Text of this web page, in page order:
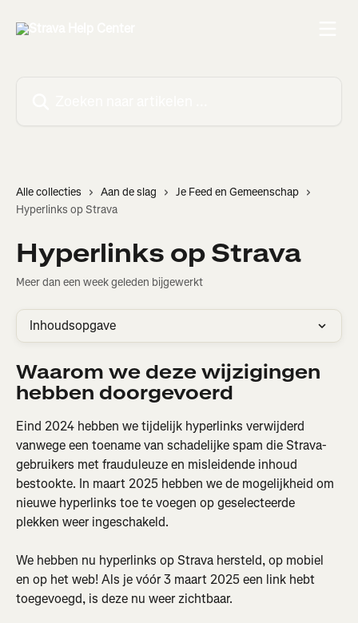
Alle collecties Aan de slag
Je Feed en Gemeenschap
Hyperlinks op Strava
Hyperlinks op Strava
Meer dan een week geleden bijgewerkt
Inhoudsopgave
Waarom we deze wijzigingen
hebben doorgevoerd
Eind 2024 hebben we tijdelijk hyperlinks verwijderd
vanwege een toename van schadelijke spam die Strava-
gebruikers met frauduleuze en misleidende inhoud
bestookte. In maart 2025 hebben we de mogelijkheid om
nieuwe hyperlinks toe te voegen op geselecteerde
plekken weer ingeschakeld.
We hebben nu hyperlinks op Strava hersteld, op mobiel
en op het web! Als je vóór 3 maart 2025 een link hebt
toegevoegd, is deze nu weer zichtbaar.